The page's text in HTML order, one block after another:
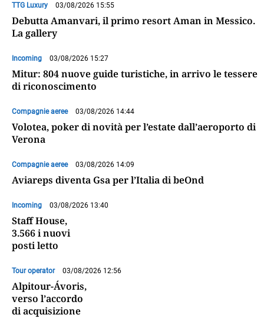
TTG Luxury 03/08/2026 15:55
Debutta Amanvari, il primo resort Aman in Messico.
La gallery
Incoming 03/08/2026 15:27
Mitur: 804 nuove guide turistiche, in arrivo le tessere
di riconoscimento
Compagnie aeree 03/08/2026 14:44
Volotea, poker di novità per l’estate dall’aeroporto di
Verona
Compagnie aeree 03/08/2026 14:09
Aviareps diventa Gsa per l’Italia di beOnd
Incoming 03/08/2026 13:40
Staff House,
3.566 i nuovi
posti letto
Tour operator 03/08/2026 12:56
Alpitour-Ávoris,
verso l’accordo
di acquisizione